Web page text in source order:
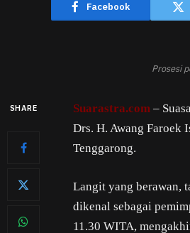
Facebook
Prosesi
SHARE Suarastra.com –
Drs. H. Awang Faroek
Tenggarong.
Langit yang berawan,
dikenal sebagai
11.30 WITA,